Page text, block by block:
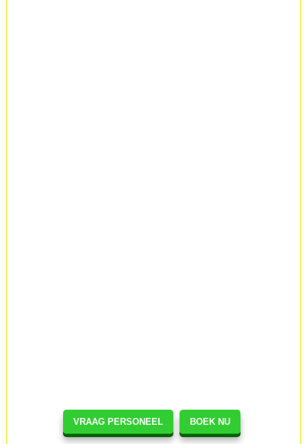
VRAAG PERSONEEL BOEK NU